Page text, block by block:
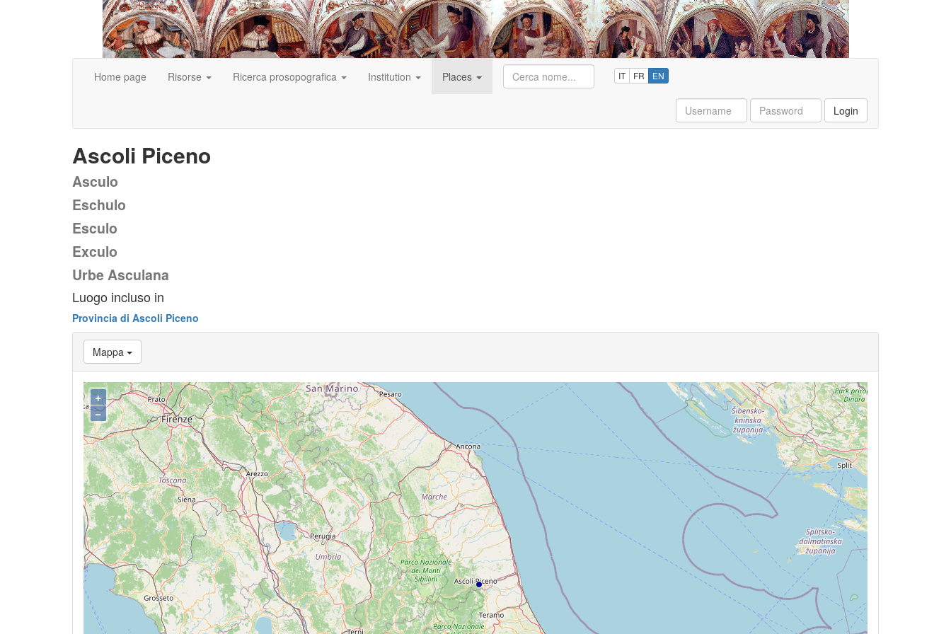
Home page Risorse Ricerca prosopografica Institution Places IT FR EN
Username Password Login
Ascoli Piceno
Asculo
Eschulo
Esculo
Exculo
Urbe Asculana
Luogo incluso in
Provincia di Ascoli Piceno
Mappa
+
−